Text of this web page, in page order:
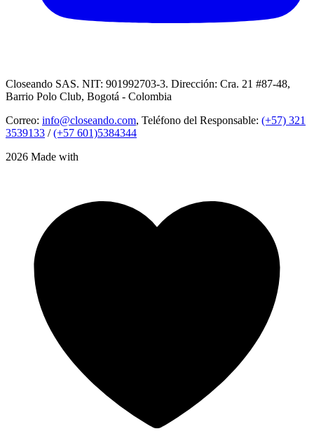
Closeando SAS. NIT: 901992703-3. Dirección: Cra. 21 #87-48,
Barrio Polo Club, Bogotá - Colombia
Correo: info@closeando.com, Teléfono del Responsable: (+57) 321
3539133 /(+57 601)5384344
2026 Made with